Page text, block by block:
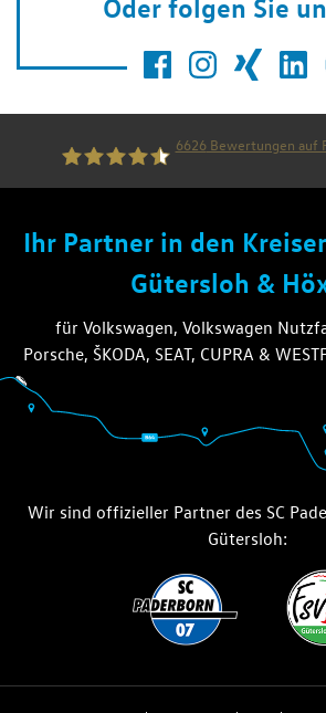
Oder folgen Sie
6626 Bewertungen auf
Ihr Partner in den
Gütersloh &
für Volkswagen, Volkswagen
Porsche, ŠKODA, SEAT, CUPRA &
Wir sind offizieller Partner des SC
Gütersloh: